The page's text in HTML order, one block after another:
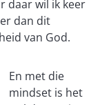
daar wil ik keer
dan dit
van God.
En met die
mindset is het